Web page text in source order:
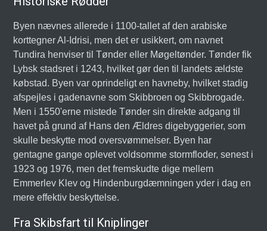
Byen nævnes allerede i 1100-tallet af den arabiske
korttegner Al-Idrisi, men det er usikkert, om navnet
Tundira henviser til Tønder eller Møgeltønder. Tønder fik
Lybsk stadsret i 1243, hvilket gør den til landets ældste
købstad. Byen var oprindeligt en havneby, hvilket stadig
afspejles i gadenavne som Skibbroen og Skibbrogade.
Men i 1550'erne mistede Tønder sin direkte adgang til
havet på grund af Hans den Ældres digebyggerier, som
skulle beskytte mod oversvømmelser. Byen har
gentagne gange oplevet voldsomme stormfloder, senest i
1923 og 1976, men det fremskudte dige mellem
Emmerlev Klev og Hindenburgdæmningen yder i dag en
mere effektiv beskyttelse.
Fra Skibsfart til Kniplinger